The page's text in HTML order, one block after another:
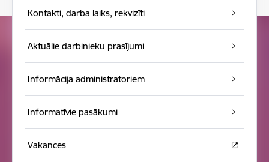
Kontakti, darba laiks, rekvizīti
Aktuālie darbinieku prasījumi
Informācija administratoriem
Informatīvie pasākumi
Vakances